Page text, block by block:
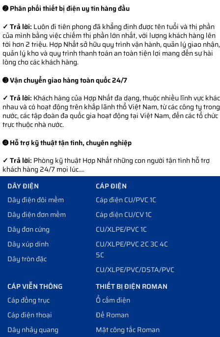
➋ Phân phối thiết bị điện uy tín hàng đầu
✓ Trả lời: Luôn đi tiên phong đã khẳng định được tên tuổi và thị phần
của mình bằng việc chiếm thị phần lớn nhất, với lượng khách hàng lên
tới hơn 2 triệu. Hợp Nhất sở hữu quy trình vận hành, quản lý giao nhận,
quản lý kho và quy trình thanh toán an toàn tiện lợi mang đến sự hài
lòng cho các khách hàng.
➌ Vận chuyển giao hàng toàn quốc 24/7
✓ Trả lời: Khách hàng của Hợp Nhất đa dạng, thuộc nhiều lĩnh vực khác
nhau và có hoạt động trên khắp lãnh thổ Việt Nam, từ các công ty trong
nước, các tập đoàn đa quốc gia hoạt động tại Việt Nam, đến các tổ chức
trực thuộc nhà nước.
➍ Hỗ trợ kỹ thuật tận tình, chuyên nghiệp
✓ Trả lời: Phòng kỹ thuật Hợp Nhất những con người tận tình hỗ trợ
khách hàng 24/7 mọi lúc....
DÂY ĐIỆN
Dây điện đôi mềm
Dây điện đơn mềm
Dây đơn cứng
Dây xúp dính
Dây tròn đặc
CÁP ĐIỆN
Cáp điện CU/PVC 1C
Cáp điện CU/CV 1C
CU/XLPE/PVC 1C
CU/XLPE/PVC 2C 3C 4C
5C
CU/XLPE/PVC/DSTA/PVC
CÁP VIỄN THÔNG
Cáp đồng trục
Cáp điện thoại
Dây nhảy quang
THIẾT BỊ ĐIỆN ROMAN
Ổ cắm điện
Đế Roman
Mặt công tắc Roman